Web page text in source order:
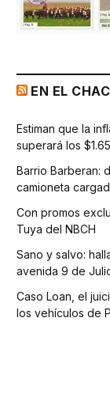
EN EL
Estiman que la
superará los
Barrio Barberan:
camioneta
Con promos
Tuya del NBCH
Sano y salvo:
avenida 9 de
Caso Loan, el
los vehículos de